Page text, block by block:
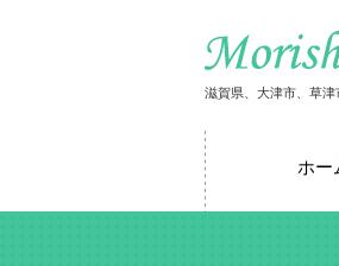
滋賀県、大津市、草
ホー